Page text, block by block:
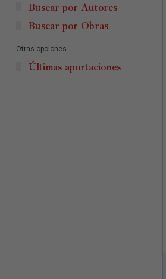
Buscar por Autores
Buscar por Obras
Otras opciones
Últimas aportaciones